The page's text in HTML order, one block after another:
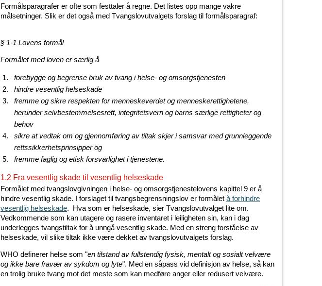
Formålsparagrafer er ofte som festtaler å regne. Det listes opp mange vakre
målsetninger. Slik er det også med Tvangslovutvalgets forslag til formålsparagraf:
§ 1-1 Lovens formål
Formålet med loven er særlig å
forebygge og begrense bruk av tvang i helse- og omsorgstjenesten
hindre vesentlig helseskade
fremme og sikre respekten for menneskeverdet og menneskerettighetene,
herunder selvbestemmelsesrett, integritetsvern og barns særlige rettigheter og
behov
sikre at vedtak om og gjennomføring av tiltak skjer i samsvar med grunnleggende
rettssikkerhetsprinsipper og
fremme faglig og etisk forsvarlighet i tjenestene.
1.2 Fra vesentlig skade til vesentlig helseskade
Formålet med tvangslovgivningen i helse- og omsorgstjenestelovens kapittel 9 er å
hindre vesentlig skade. I forslaget til tvangsbegrensningslov er formålet å forhindre
vesentlig helseskade. Hva som er helseskade, sier Tvangslovutvalget lite om.
Vedkommende som kan utagere og rasere inventaret i leiligheten sin, kan i dag
underlegges tvangstiltak for å unngå vesentlig skade. Med en streng forståelse av
helseskade, vil slike tiltak ikke være dekket av tvangslovutvalgets forslag.
WHO definerer helse som "en tilstand av fullstendig fysisk, mentalt og sosialt velvære
og ikke bare fravær av sykdom og lyte". Med en såpass vid definisjon av helse, så kan
en trolig bruke tvang mot det meste som kan medføre anger eller redusert velvære.